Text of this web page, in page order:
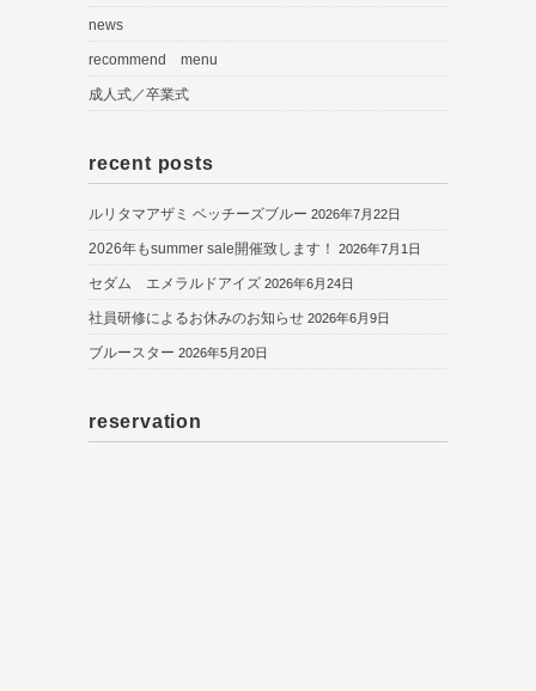
news
recommend menu
成人式／卒業式
recent posts
ルリタマアザミ ベッチーズブルー 2026年7月22日
2026年もsummer sale開催致します！ 2026年7月1日
セダム エメラルドアイズ 2026年6月24日
社員研修によるお休みのお知らせ 2026年6月9日
ブルースター 2026年5月20日
reservation